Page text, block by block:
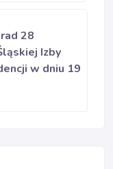
28
Izby
w dniu 19